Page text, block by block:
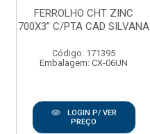
FERROLHO CHT ZINC
700X3” C/PTA CAD SILVANA
Código: 171395
Embalagem: CX-06UN
LOGIN P/ VER
PREÇO